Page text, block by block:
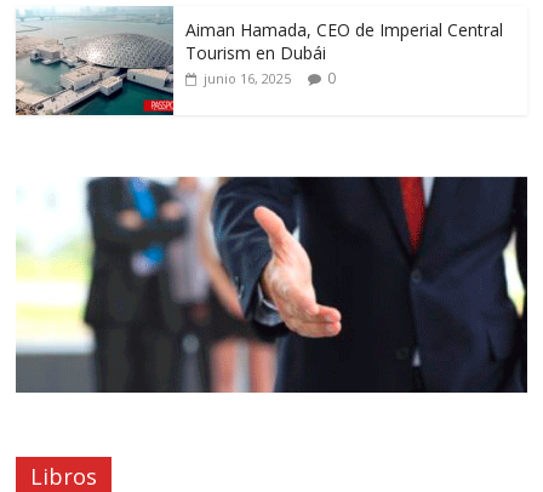
Aiman Hamada, CEO de Imperial Central
Tourism en Dubái
junio 16, 2025 0
Libros